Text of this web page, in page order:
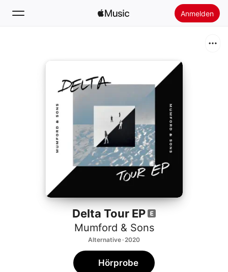
Anmelden
Apple Music installieren
Delta Tour EP
Mumford & Sons
Alternative · 2020
Hörprobe